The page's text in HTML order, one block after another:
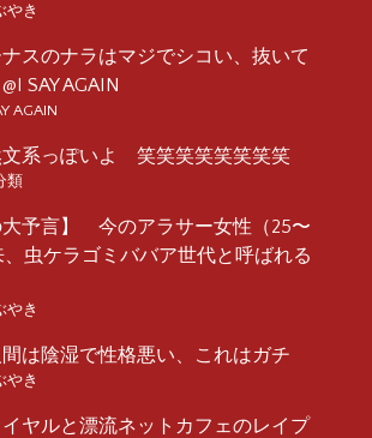
やき
スのナラはマジでシコい、抜いて
SAY AGAIN
AGAIN
文系っぽいよ 笑笑笑笑笑笑笑笑
類
大予言】 今のアラサー女性（25〜
虫ケラゴミババア世代と呼ばれる
やき
は陰湿で性格悪い、これはガチ
やき
ヤルと漂流ネットカフェのレイプ